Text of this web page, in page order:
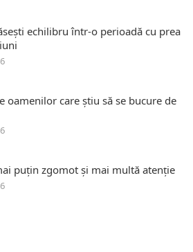
echilibru într-o perioadă cu prea
oamenilor care știu să se bucure de
puțin zgomot și mai multă atenție